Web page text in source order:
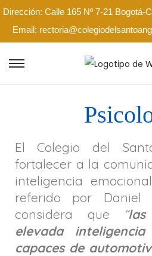
Dirección: Calle 165 Nº 7-21 Bogotá-
Email:
El Colegio del
fortalecer a la
inteligencia
referido por Daniel
considera que “
elevada
capaces de